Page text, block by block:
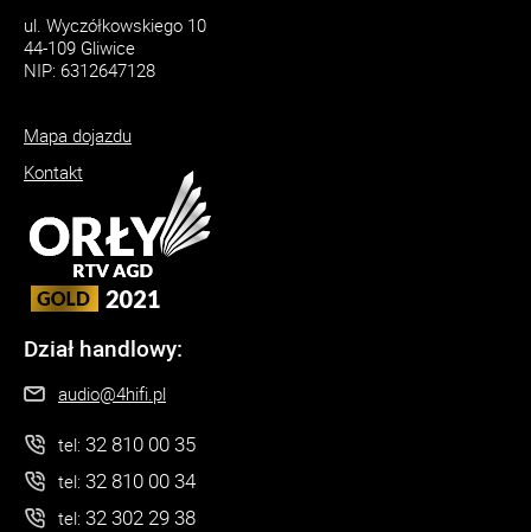
ul. Wyczółkowskiego 10
44-109 Gliwice
NIP: 6312647128
Mapa dojazdu
Kontakt
Dział handlowy:
audio@4hifi.pl
tel: 32 810 00 35
tel: 32 810 00 34
tel: 32 302 29 38